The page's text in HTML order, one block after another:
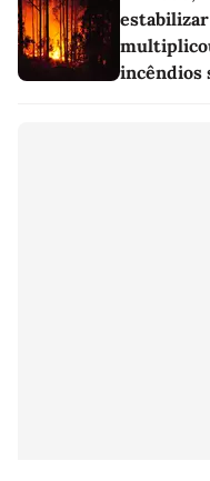
estabilizar
incêndios